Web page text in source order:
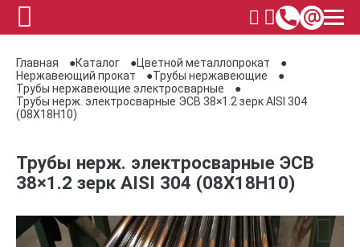
Главная Каталог
Цветной металлопрокат
Нержавеющий прокат
Трубы нержавеющие
Трубы нержавеющие электросварные
Трубы нерж. электросварные ЭСВ 38×1.2 зерк AISI 304
(08Х18Н10)
Трубы нерж. электросварные ЭСВ
38×1.2 зерк AISI 304 (08Х18Н10)